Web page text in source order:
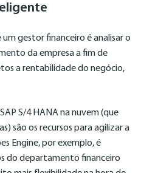
gestor financeiro é analisar o
da empresa a fim de
a rentabilidade do negócio,
S/4 HANA na nuvem (que
são os recursos para agilizar a
Engine, por exemplo, é
do departamento financeiro